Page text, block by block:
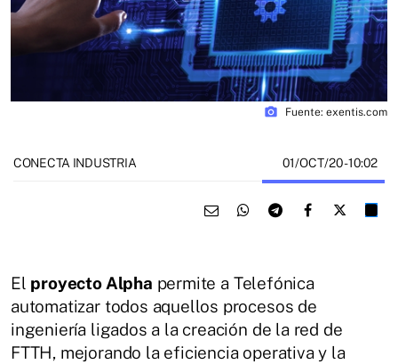
photo_camera Fuente: exentis.com
CONECTA INDUSTRIA 01/OCT/20- 10:02
El proyecto Alpha permite a Telefónica
automatizar todos aquellos procesos de
ingeniería ligados a la creación de la red de
FTTH, mejorando la eficiencia operativa y la